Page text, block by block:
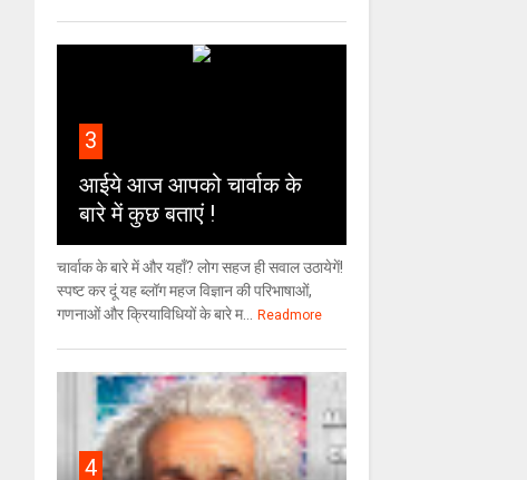
3
आईये आज आपको चार्वाक के
बारे में कुछ बताएं !
चार्वाक के बारे में और यहाँ? लोग सहज ही सवाल उठायेगें!
स्पष्ट कर दूं यह ब्लॉग महज विज्ञान की परिभाषाओं,
गणनाओं और क्रियाविधियों के बारे म...
Readmore
4